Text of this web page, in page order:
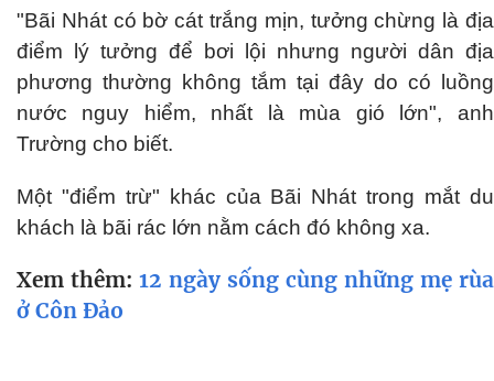
"Bãi Nhát có bờ cát trắng mịn, tưởng chừng là địa
điểm lý tưởng để bơi lội nhưng người dân địa
phương thường không tắm tại đây do có luồng
nước nguy hiểm, nhất là mùa gió lớn", anh
Trường cho biết.
Một "điểm trừ" khác của Bãi Nhát trong mắt du
khách là bãi rác lớn nằm cách đó không xa.
Xem thêm: 12 ngày sống cùng những mẹ rùa
ở Côn Đảo